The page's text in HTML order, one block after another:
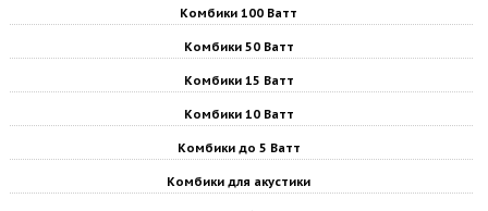
Комбики 100 Ватт
Комбики 50 Ватт
Комбики 15 Ватт
Комбики 10 Ватт
Комбики до 5 Ватт
Комбики для акустики